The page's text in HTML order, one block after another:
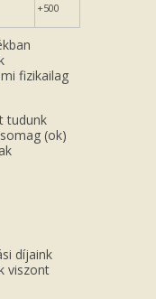
+500
fizikailag
tudunk
(ok)
díjaink
viszont